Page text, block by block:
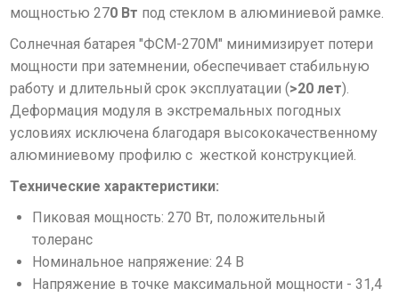
мощностью 270 Вт под стеклом в алюминиевой рамке.
Солнечная батарея "ФСМ-270М" минимизирует потери
мощности при затемнении, обеспечивает стабильную
работу и длительный срок эксплуатации (>20 лет).
Деформация модуля в экстремальных погодных
условиях исключена благодаря высококачественному
алюминиевому профилю с жесткой конструкцией.
Технические характеристики:
Пиковая мощность: 270 Вт, положительный
толеранс
Номинальное напряжение: 24 В
Напряжение в точке максимальной мощности - 31,4